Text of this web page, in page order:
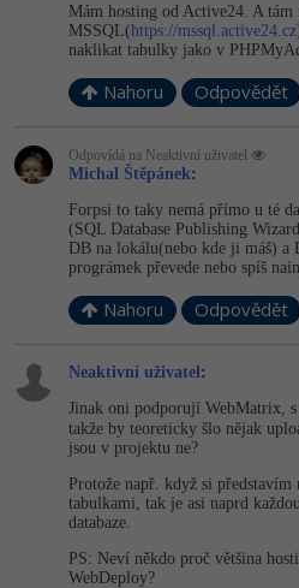
Mám hosting od Active24. A tám
MSSQL(https://mssql.active24.cz
naklikat tabulky jako v
Nahoru Odpovědět
Odpovídá na Neaktivní uživatel
Michal Štěpánek:
Forpsi to taky nemá přímo u té
(SQL Database Publishing
DB na lokálu(nebo kde ji máš) a
prográmek převede nebo spíš
Nahoru Odpovědět
Neaktivní uživatel :
Jinak oni podporují WebMatrix,
takže by teoreticky šlo nějak
jsou v projektu ne?
Protože např. když si
tabulkami, tak je asi naprd
databaze.
PS: Neví někdo proč většina
WebDeploy?